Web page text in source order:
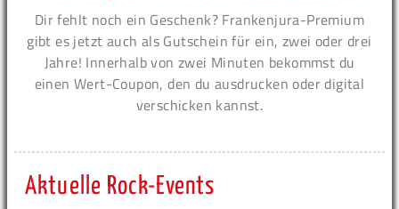
Dir fehlt noch ein Geschenk? Frankenjura-Premium
gibt es jetzt auch als Gutschein für ein, zwei oder drei
Jahre! Innerhalb von zwei Minuten bekommst du
einen Wert-Coupon, den du ausdrucken oder digital
verschicken kannst.
Aktuelle Rock-Events